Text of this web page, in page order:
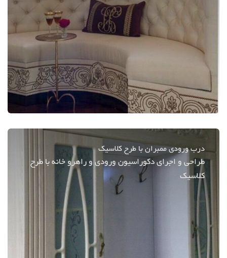
درب ورودی ممبران با طرح کلاسیک
طراحی و اجرای دکوراسیون ورودی و راهرو خانه با طرح
کلاسیک